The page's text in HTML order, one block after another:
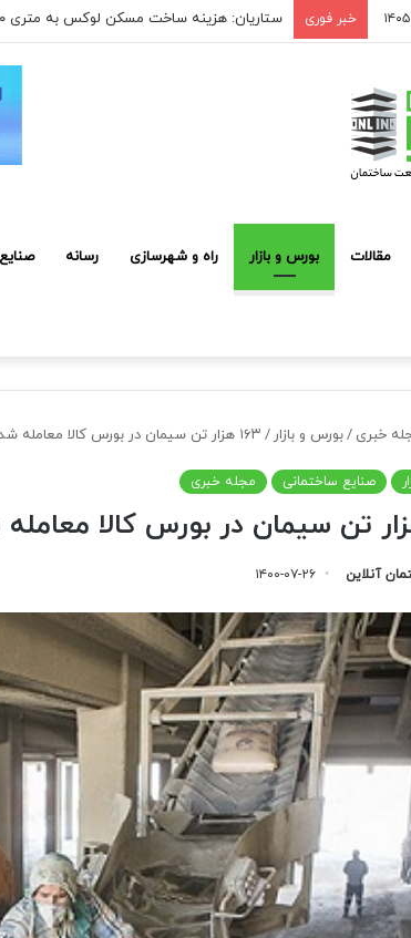
خبر فوری ستاریان: هزینه ساخت مسکن لوکس به متری ۱۵۰ تا ۲۰۰ میلیون تومان رسیده است
مقالات بورس و بازار راه و شهرسازی رسانه
خبری /بورس و بازار / ۱۶۳ هزار تن سیمان در بورس کالا معامله شد
صنایع ساختمانی مجله خبری
آنلاین ۱۴۰۰-۰۷-۲۶